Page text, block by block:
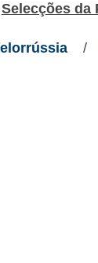
Selecções da
/